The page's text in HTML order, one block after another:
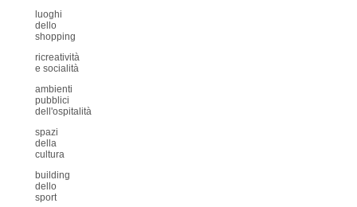
luoghi
dello
shopping
ricreatività
e socialità
ambienti
pubblici
dell'ospitalità
spazi
della
cultura
building
dello
sport